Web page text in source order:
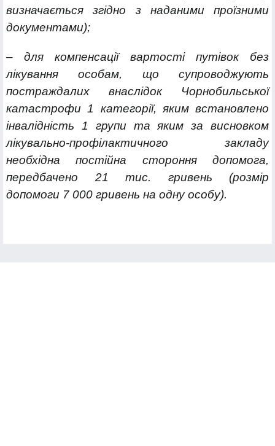
визначається згідно з наданими проїзними
документами);
– для компенсації вартості путівок без
лікування особам, що супроводжують
постраждалих внаслідок Чорнобильської
катастрофи 1 категорії, яким встановлено
інвалідність 1 групи та яким за висновком
лікувально-профілактичного закладу
необхідна постійна стороння допомога,
передбачено 21 тис. гривень (розмір
допомоги 7 000 гривень на одну особу).